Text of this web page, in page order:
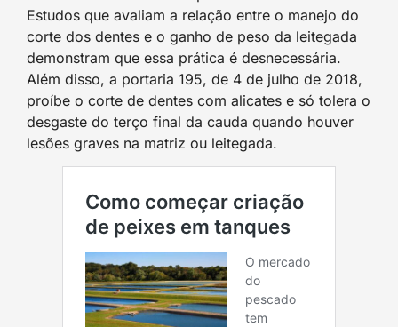
Estudos que avaliam a relação entre o manejo do
corte dos dentes e o ganho de peso da leitegada
demonstram que essa prática é desnecessária.
Além disso, a portaria 195, de 4 de julho de 2018,
proíbe o corte de dentes com alicates e só tolera o
desgaste do terço final da cauda quando houver
lesões graves na matriz ou leitegada.